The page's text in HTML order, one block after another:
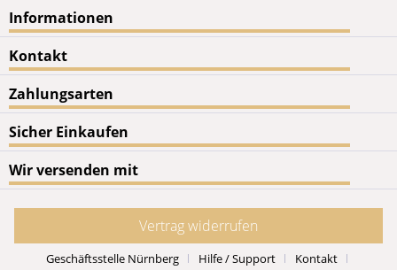
Informationen
Kontakt
Zahlungsarten
Sicher Einkaufen
Wir versenden mit
Vertrag widerrufen
Geschäftsstelle Nürnberg Hilfe / Support Kontakt